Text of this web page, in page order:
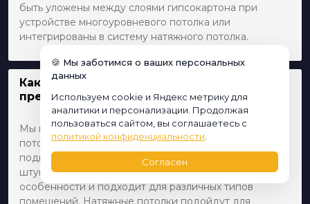
быть уложены между слоями гипсокартона при
устройстве многоуровневого потолка или
интегрированы в систему натяжного потолка.
Какие виды отделки потолка вы
предлагаете?
Мы предлагаем широкий спектр видов отделки
потолка, включая покраску, обои, натяжные и
подвесные потолки, а также декоративную
штукатурку. Каждый вариант имеет свои
особенности и подходит для различных типов
помещений. Натяжные потолки подойдут для
🍪 Мы заботимся о ваших персональных
данных
Используем cookie и Яндекс метрику для
аналитики и персонализации. Продолжая
пользоваться сайтом, вы соглашаетесь с
политикой конфиденциальности
Согласен